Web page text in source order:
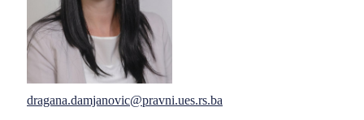
dragana.damjanovic@pravni.ues.rs.ba